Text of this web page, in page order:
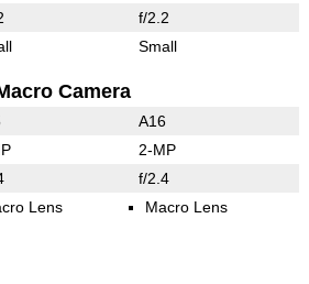
f/2.2
Small
Camera
A16
2-MP
f/2.4
Lens Macro Lens